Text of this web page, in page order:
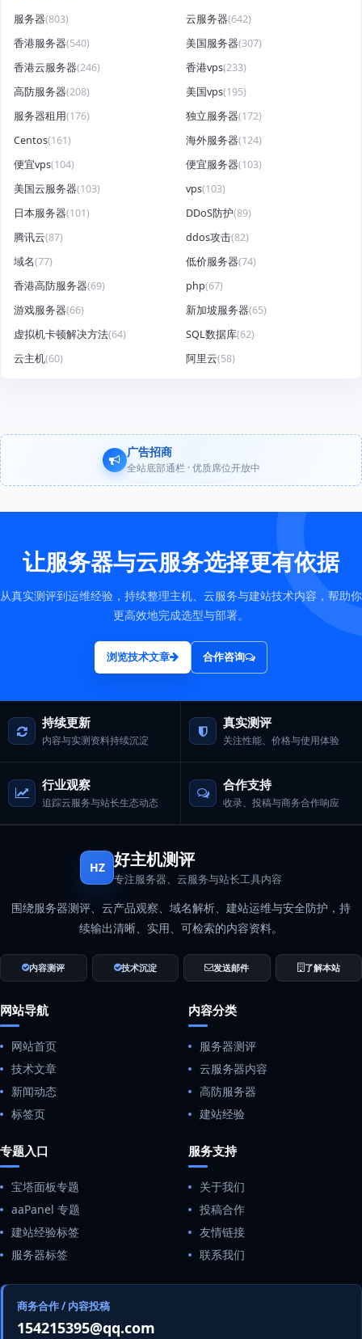
服务器(803) 云服务器(642)
香港服务器(540) 美国服务器(307)
香港云服务器(246) 香港vps(233)
高防服务器(208) 美国vps(195)
服务器租用(176) 独立服务器(172)
Centos(161) 海外服务器(124)
便宜vps(104) 便宜服务器(103)
美国云服务器(103) vps(103)
日本服务器(101) DDoS防护(89)
腾讯云(87) ddos攻击(82)
域名(77) 低价服务器(74)
香港高防服务器(69) php(67)
游戏服务器(66) 新加坡服务器(65)
虚拟机卡顿解决方法(64) SQL数据库(62)
云主机(60) 阿里云(58)
广告招商
全站底部通栏 · 优质席位开放中
让服务器与云服务选择更有依据
从真实测评到运维经验，持续整理主机、云服务与建站技术内容，帮助你
更高效地完成选型与部署。
浏览技术文章 合作咨询
持续更新
内容与实测资料持续沉淀
真实测评
关注性能、价格与使用体验
行业观察
追踪云服务与站长生态动态
合作支持
收录、投稿与商务合作响应
HZ 好主机测评
专注服务器、云服务与站长工具内容
围绕服务器测评、云产品观察、域名解析、建站运维与安全防护，持
续输出清晰、实用、可检索的内容资料。
内容测评 技术沉淀 发送邮件 了解本站
网站导航
网站首页
技术文章
新闻动态
标签页
内容分类
服务器测评
云服务器内容
高防服务器
建站经验
专题入口
宝塔面板专题
aaPanel 专题
建站经验标签
服务器标签
服务支持
关于我们
投稿合作
友情链接
联系我们
商务合作 / 内容投稿
154215395@qq.com